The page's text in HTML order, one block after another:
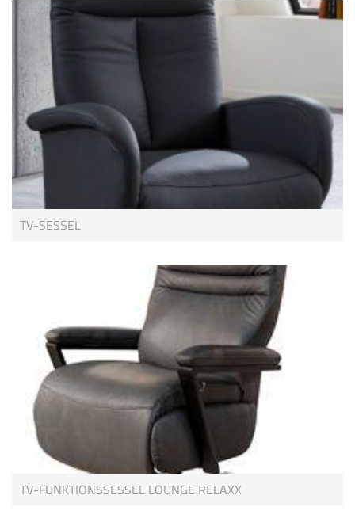
TV-SESSEL
TV-FUNKTIONSSESSEL LOUNGE RELAXX